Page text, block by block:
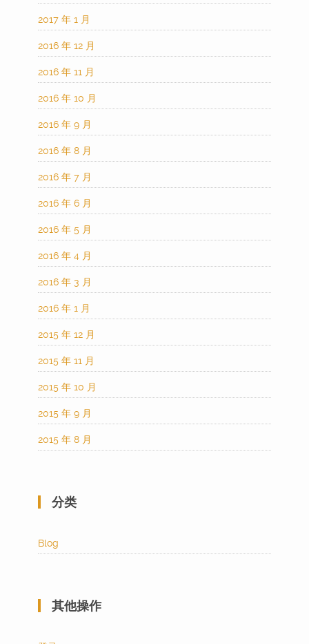
2017 年 1 月
2016 年 12 月
2016 年 11 月
2016 年 10 月
2016 年 9 月
2016 年 8 月
2016 年 7 月
2016 年 6 月
2016 年 5 月
2016 年 4 月
2016 年 3 月
2016 年 1 月
2015 年 12 月
2015 年 11 月
2015 年 10 月
2015 年 9 月
2015 年 8 月
分类
Blog
其他操作